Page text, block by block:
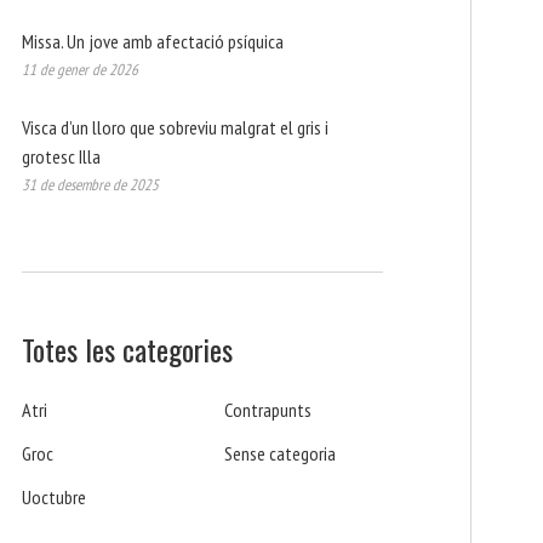
Missa. Un jove amb afectació psíquica
11 de gener de 2026
Visca d’un lloro que sobreviu malgrat el gris i
grotesc Illa
31 de desembre de 2025
Totes les categories
Atri
Contrapunts
Groc
Sense categoria
Uoctubre